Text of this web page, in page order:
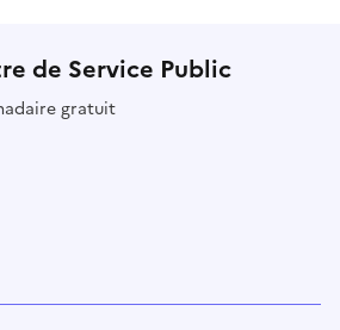
de Service Public
gratuit